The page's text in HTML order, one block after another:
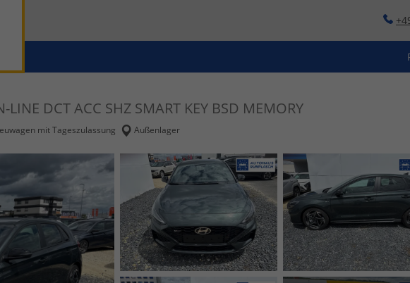
LINE DCT ACC SHZ SMART KEY BSD MEMORY
mit Tageszulassung Außenlager